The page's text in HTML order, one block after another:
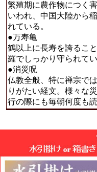
繁殖期に農作物につく
いわれ、中国大陸から
れている。
●万寿亀
鶴以上に長寿を誇るこ
羅でしっかり守られてい
●消災呪
仏教全般、特に禅宗で
りがたい経文。様々な
行の際にも毎朝何度も